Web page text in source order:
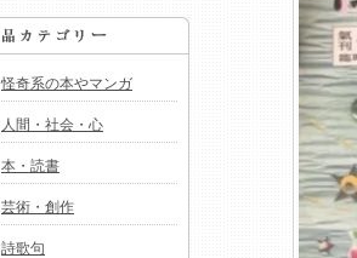
怪奇系の本やマンガ
人間・社会・心
本・読書
芸術・創作
詩歌句